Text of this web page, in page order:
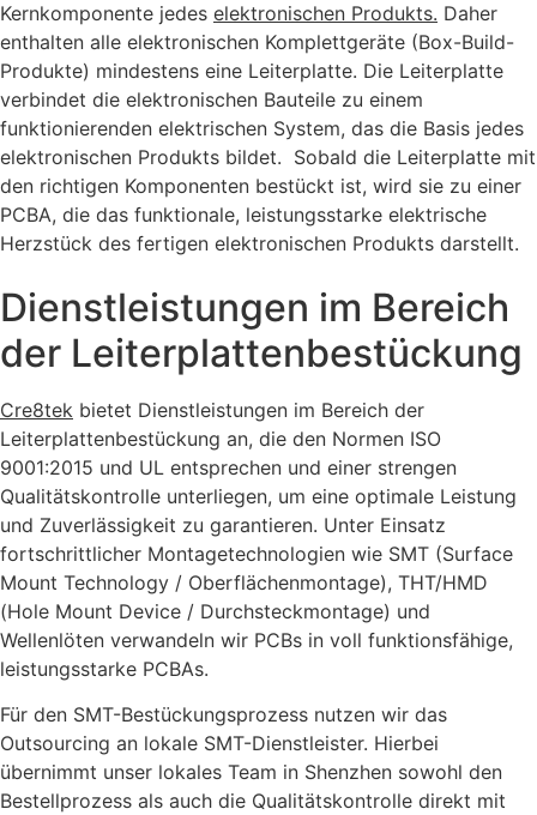
Kernkomponente jedes elektronischen Produkts. Daher
enthalten alle elektronischen Komplettgeräte (Box-Build-
Produkte) mindestens eine Leiterplatte. Die Leiterplatte
verbindet die elektronischen Bauteile zu einem
funktionierenden elektrischen System, das die Basis jedes
elektronischen Produkts bildet. Sobald die Leiterplatte mit
den richtigen Komponenten bestückt ist, wird sie zu einer
PCBA, die das funktionale, leistungsstarke elektrische
Herzstück des fertigen elektronischen Produkts darstellt.
Dienstleistungen im Bereich
der Leiterplattenbestückung
Cre8tek bietet Dienstleistungen im Bereich der
Leiterplattenbestückung an, die den Normen ISO
9001:2015 und UL entsprechen und einer strengen
Qualitätskontrolle unterliegen, um eine optimale Leistung
und Zuverlässigkeit zu garantieren. Unter Einsatz
fortschrittlicher Montagetechnologien wie SMT (Surface
Mount Technology / Oberflächenmontage), THT/HMD
(Hole Mount Device / Durchsteckmontage) und
Wellenlöten verwandeln wir PCBs in voll funktionsfähige,
leistungsstarke PCBAs.
Für den SMT-Bestückungsprozess nutzen wir das
Outsourcing an lokale SMT-Dienstleister. Hierbei
übernimmt unser lokales Team in Shenzhen sowohl den
Bestellprozess als auch die Qualitätskontrolle direkt mit